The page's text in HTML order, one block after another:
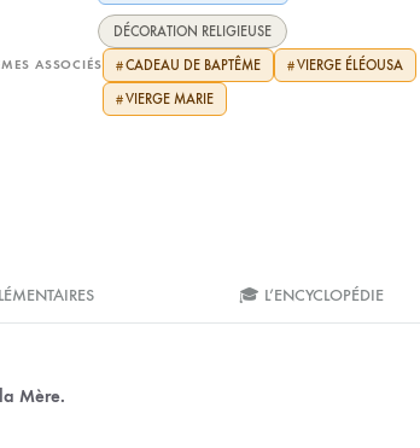
DÉCORATION RELIGIEUSE
ASSOCIÉS #CADEAU DE BAPTÊME #VIERGE ÉLÉOUSA
#VIERGE MARIE
🎓 L’ENCYCLOPÉDIE
Mère.